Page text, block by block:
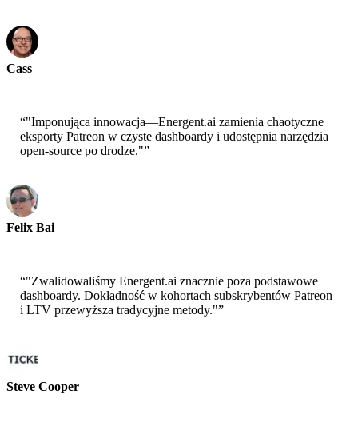
Cass
“"Imponująca innowacja—Energent.ai zamienia chaotyczne
eksporty Patreon w czyste dashboardy i udostępnia narzędzia
open-source po drodze."”
Felix Bai
“"Zwalidowaliśmy Energent.ai znacznie poza podstawowe
dashboardy. Dokładność w kohortach subskrybentów Patreon
i LTV przewyższa tradycyjne metody."”
Steve Cooper